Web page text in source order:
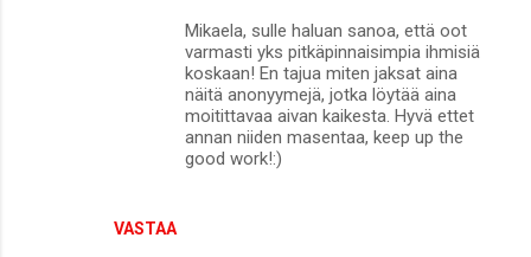
VASTAA
Mikaela, sulle haluan sanoa, että oot
varmasti yks pitkäpinnaisimpia ihmisiä
koskaan! En tajua miten jaksat aina
näitä anonyymejä, jotka löytää aina
moitittavaa aivan kaikesta. Hyvä ettet
annan niiden masentaa, keep up the
good work!:)